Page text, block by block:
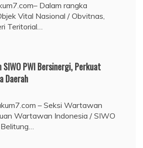
Dalam rangka
Vital Nasional / Obvitnas,
Teritorial…
SIWO PWI Bersinergi, Perkuat
Daerah
– Seksi Wartawan
Wartawan Indonesia / SIWO